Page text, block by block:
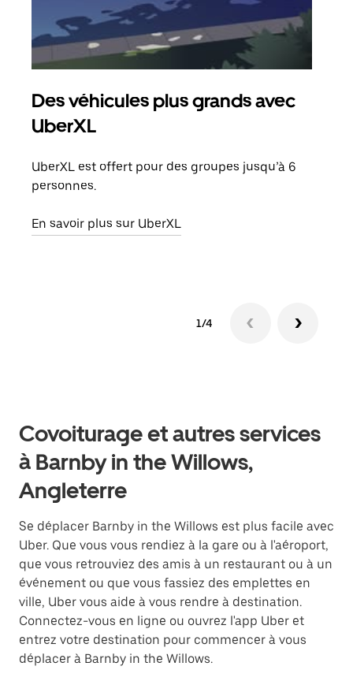
Des véhicules plus grands avec
UberXL
UberXL est offert pour des groupes jusqu’à 6
personnes.
En savoir plus sur UberXL
1/4
Covoiturage et autres services
à Barnby in the Willows,
Angleterre
Se déplacer Barnby in the Willows est plus facile avec
Uber. Que vous vous rendiez à la gare ou à l'aéroport,
que vous retrouviez des amis à un restaurant ou à un
événement ou que vous fassiez des emplettes en
ville, Uber vous aide à vous rendre à destination.
Connectez-vous en ligne ou ouvrez l'app Uber et
entrez votre destination pour commencer à vous
déplacer à Barnby in the Willows.